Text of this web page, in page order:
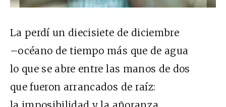
La perdí un diecisiete de diciembre
–océano de tiempo más que de agua
lo que se abre entre las manos de dos
que fueron arrancados de raíz: